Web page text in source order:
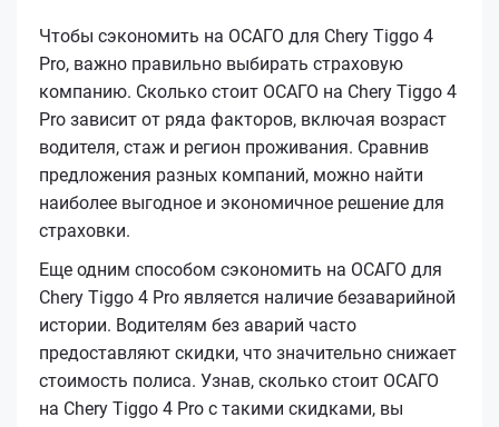
Чтобы сэкономить на ОСАГО для Chery Tiggo 4
Pro, важно правильно выбирать страховую
компанию. Сколько стоит ОСАГО на Chery Tiggo 4
Pro зависит от ряда факторов, включая возраст
водителя, стаж и регион проживания. Сравнив
предложения разных компаний, можно найти
наиболее выгодное и экономичное решение для
страховки.
Еще одним способом сэкономить на ОСАГО для
Chery Tiggo 4 Pro является наличие безаварийной
истории. Водителям без аварий часто
предоставляют скидки, что значительно снижает
стоимость полиса. Узнав, сколько стоит ОСАГО
на Chery Tiggo 4 Pro с такими скидками, вы